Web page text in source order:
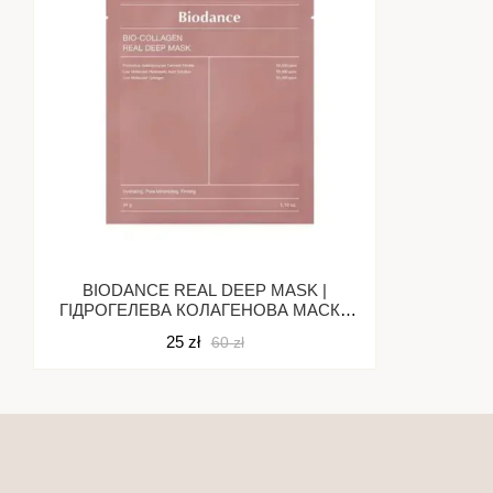
BIODANCE REAL DEEP MASK |
ГІДРОГЕЛЕВА КОЛАГЕНОВА МАСКА
60 zł
25 zł